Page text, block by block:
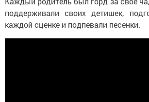
поддерживали своих детишек,
каждой сценке и подпевали песенки.